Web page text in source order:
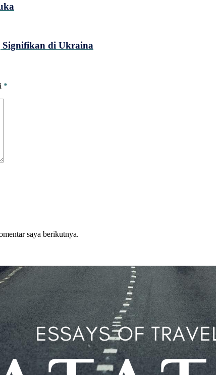
Signifikan di Ukraina
*
saya berikutnya.